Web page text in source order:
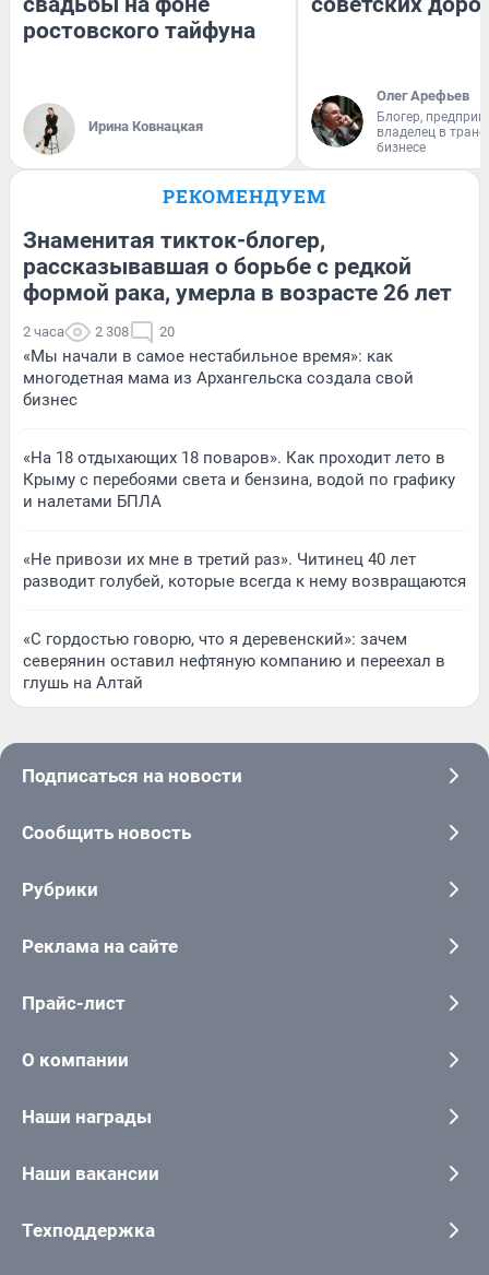
ростовского тайфуна
Ирина Ковнацкая
Олег Арефьев
Блогер,
владелец в
бизнесе
РЕКОМЕНДУЕМ
Знаменитая тикток-блогер,
рассказывавшая о борьбе с редкой
формой рака, умерла в возрасте 26 лет
2 часа 2 308 20
«Мы начали в самое нестабильное время»: как
многодетная мама из Архангельска создала свой
бизнес
«На 18 отдыхающих 18 поваров». Как проходит лето в
Крыму с перебоями света и бензина, водой по графику
и налетами БПЛА
«Не привози их мне в третий раз». Читинец 40 лет
разводит голубей, которые всегда к нему возвращаются
«С гордостью говорю, что я деревенский»: зачем
северянин оставил нефтяную компанию и переехал в
глушь на Алтай
Подписаться на новости
Сообщить новость
Рубрики
Реклама на сайте
Прайс-лист
О компании
Наши награды
Наши вакансии
Техподдержка